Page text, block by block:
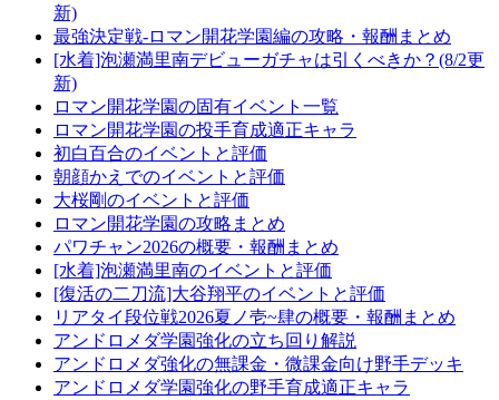
新)
最強決定戦-ロマン開花学園編の攻略・報酬まとめ
[水着]泡瀬満里南デビューガチャは引くべきか？(8/2更
新)
ロマン開花学園の固有イベント一覧
ロマン開花学園の投手育成適正キャラ
初白百合のイベントと評価
朝顔かえでのイベントと評価
大桜剛のイベントと評価
ロマン開花学園の攻略まとめ
パワチャン2026の概要・報酬まとめ
[水着]泡瀬満里南のイベントと評価
[復活の二刀流]大谷翔平のイベントと評価
リアタイ段位戦2026夏ノ壱~肆の概要・報酬まとめ
アンドロメダ学園強化の立ち回り解説
アンドロメダ強化の無課金・微課金向け野手デッキ
アンドロメダ学園強化の野手育成適正キャラ